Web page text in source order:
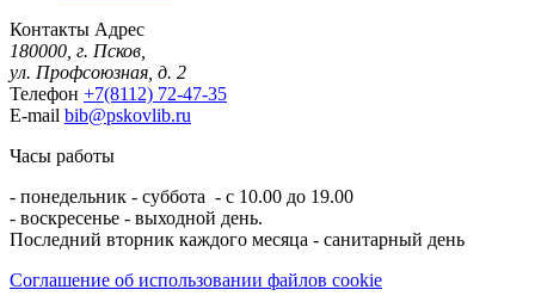
Контакты Адрес
180000, г. Псков,
ул. Профсоюзная, д. 2
Телефон +7(8112) 72-47-35
E-mail bib@pskovlib.ru
Часы работы
- понедельник - суббота - с 10.00 до 19.00
- воскресенье - выходной день.
Последний вторник каждого месяца - санитарный день
Соглашение об использовании файлов cookie